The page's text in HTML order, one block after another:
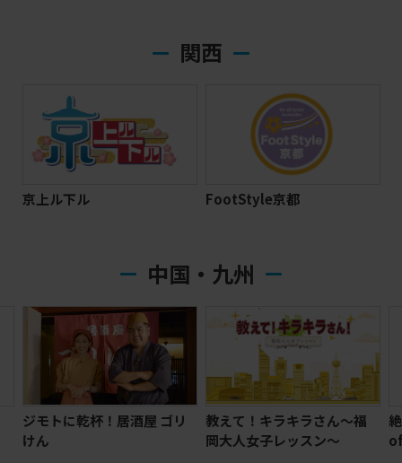
関西
京上ル下ル FootStyle京都
中国・九州
ゴリ
教えて！キラキラさん～福
絶景九州 The Great
of Kyushu